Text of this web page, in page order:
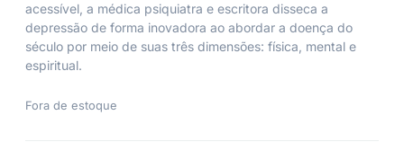
acessível, a médica psiquiatra e escritora disseca a
depressão de forma inovadora ao abordar a doença do
século por meio de suas três dimensões: física, mental e
espiritual.
Fora de estoque